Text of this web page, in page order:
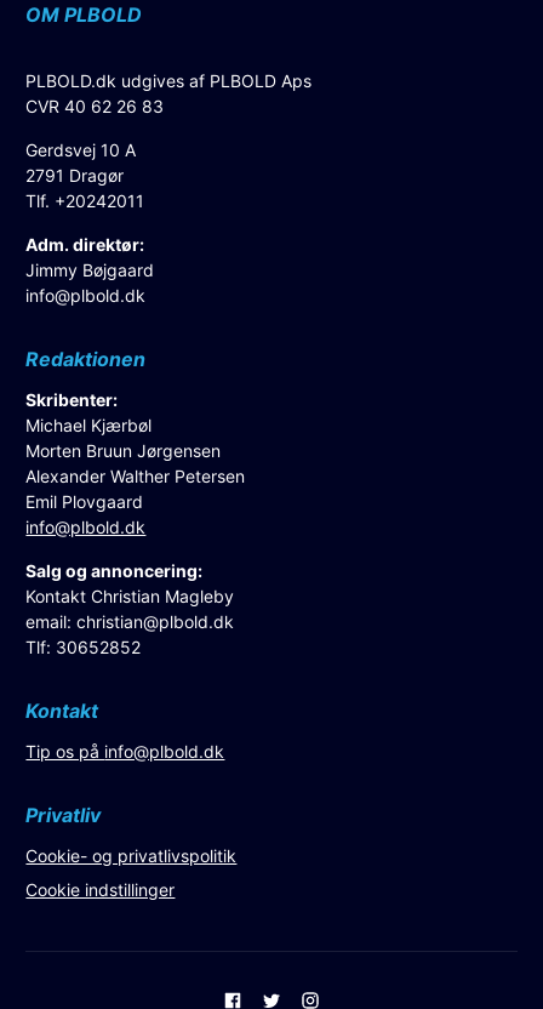
OM PLBOLD
PLBOLD.dk udgives af PLBOLD Aps
CVR 40 62 26 83
Gerdsvej 10 A
2791 Dragør
Tlf. +20242011
Adm. direktør:
Jimmy Bøjgaard
info@plbold.dk
Redaktionen
Skribenter:
Michael Kjærbøl
Morten Bruun Jørgensen
Alexander Walther Petersen
Emil Plovgaard
info@plbold.dk
Salg og annoncering:
Kontakt Christian Magleby
email:christian@plbold.dk
Tlf: 30652852
Kontakt
Tip os på info@plbold.dk
Privatliv
Cookie- og privatlivspolitik
Cookie indstillinger